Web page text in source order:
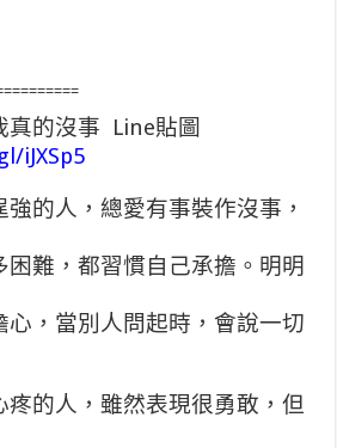
真的沒事 Line貼圖
iJXSp5
的人，總愛有事裝作沒事，
困難，都習慣自己承擔。明明
心，當別人問起時，會說一切
疼的人，雖然表現很勇敢，但